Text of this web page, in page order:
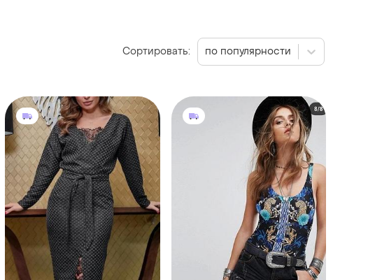
Сортировать: по популярности